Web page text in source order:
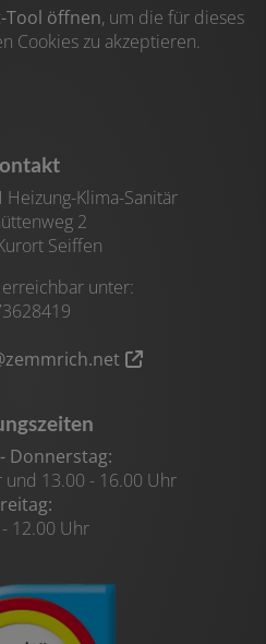
Tool öffnen, um die für dieses
Cookies zu akzeptieren.
Öffnungszeiten
Klima-Sanitär
2
Seiffen
unter:
Donnerstag:
und 13.00 - 16.00 Uhr
12.00 Uhr